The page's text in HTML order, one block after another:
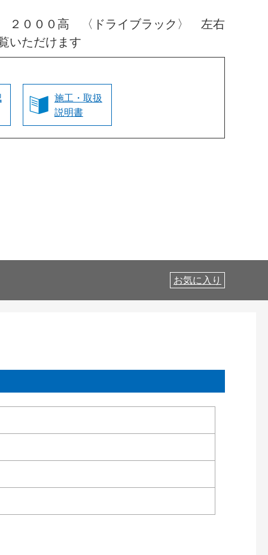
０００高 〈ドライブラック〉 左右
いただけます
施工・取扱
説明書
お気に入り